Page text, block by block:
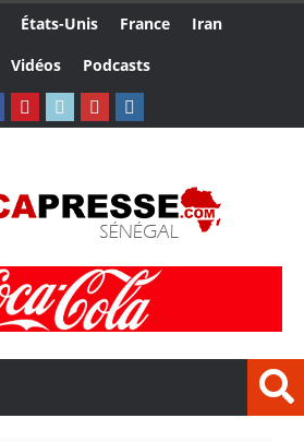
États-Unis France
Iran
Vidéos Podcasts